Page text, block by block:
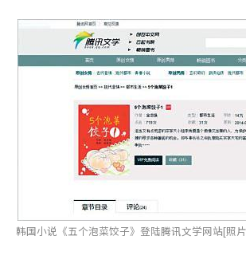
韩国小说《五个泡菜饺子》登陆腾讯文学网站[照